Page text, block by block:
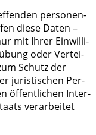
per­so­nen­
die­se Daten –
mit Ihrer Ein­wil­li­
oder Ver­tei­
Schutz der
juris­ti­schen Per­
öffent­li­chen Inter­
ver­ar­bei­tet